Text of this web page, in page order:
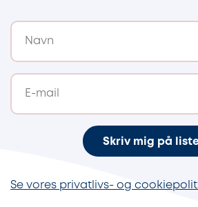
Skriv mig på
Se vores privatlivs- og